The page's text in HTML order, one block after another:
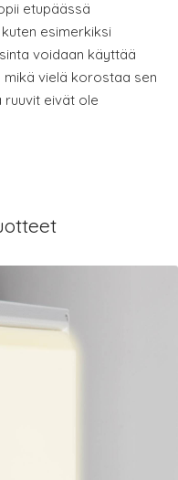
etupäässä
esimerkiksi
voidaan käyttää
vielä korostaa sen
eivät ole